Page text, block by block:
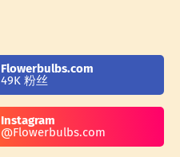
Flowerbulbs.com
49K 粉丝
Instagram
@Flowerbulbs.com